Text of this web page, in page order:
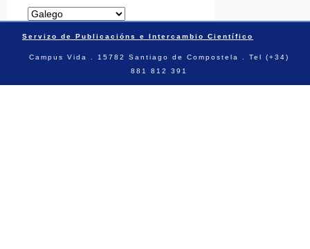
Servizo de Publicacións e Intercambio Científico
Campus Vida . 15782 Santiago de Compostela . Tel (+34)
881 812 391